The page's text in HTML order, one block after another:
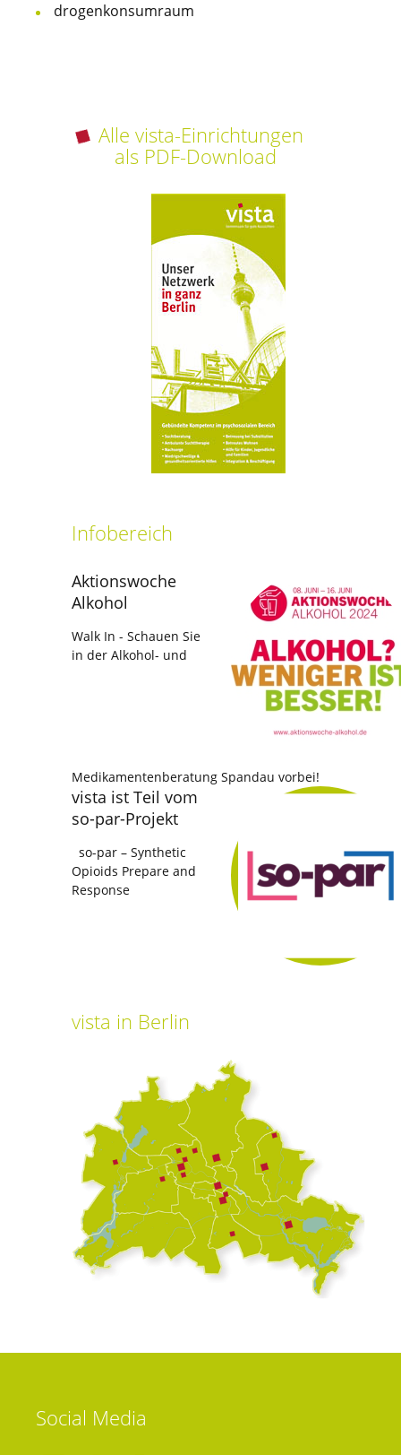
drogenkonsumraum
Alle vista-Einrichtungen
als PDF-Download
Infobereich
Aktionswoche
Alkohol
Walk In - Schauen Sie
in der Alkohol- und
Medikamentenberatung Spandau vorbei!
vista ist Teil vom
so-par-Projekt
so-par – Synthetic
Opioids Prepare and
Response
vista in Berlin
Social Media